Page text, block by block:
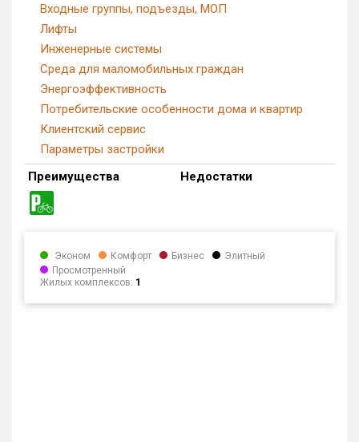
Входные группы, подъезды, МОП
Лифты
Инженерные системы
Среда для маломобильных граждан
Энергоэффективность
Потребительские особенности дома и квартир
Клиентский сервис
Параметры застройки
Преимущества
Недостатки
Эконом Комфорт Бизнес
Элитный
Просмотренный
Жилых комплексов: 1